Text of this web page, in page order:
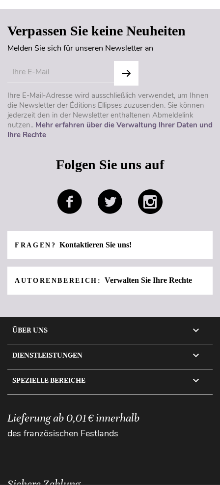
Verpassen Sie keine Neuheiten
Melden Sie sich für unseren Newsletter an
Ihre E-Mail-Adresse wird ausschließlich verwendet, um Ihnen
die Newsletter der Éditions Ellipses zuzusenden. Sie können
jederzeit den in der Newsletter enthaltenen Abmeldelink
nutzen.. Mehr erfahren über die Verwaltung Ihrer Daten und
Ihre Rechte
Folgen Sie uns auf
FRAGEN? Kontaktieren Sie uns!
AUTORENBEREICH: Verwalten Sie Ihre Rechte
ÜBER UNS 
DIENSTLEISTUNGEN 
SPEZIELLE BEREICHE 
Lieferung ab 0,01 € innerhalb
des französischen Festlands